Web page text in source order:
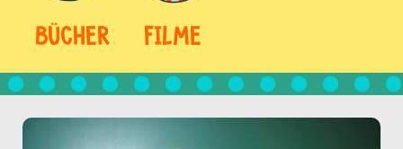
BÜCHER FILME